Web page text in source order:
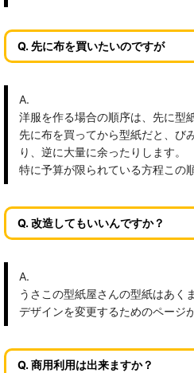
Q. 先に布を買いたいのですが
A.
洋服を作る場合の順序は、先に型
先に布を買ってから型紙だと、び
り、逆に大量に余ったりします。
特に予算が限られている方程この
Q. 改造してもいいんですか？
A.
うさこの型紙屋さんの型紙はあく
デザインを変更するためのページ
Q. 商用利用は出来ますか？